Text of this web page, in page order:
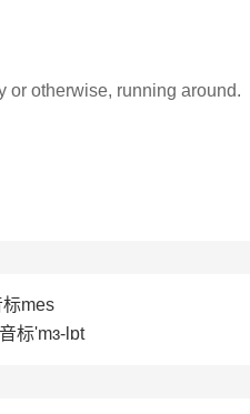
or otherwise, running around.
mes
标'mɜ-lɒt